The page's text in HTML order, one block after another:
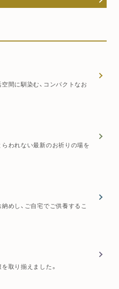
間に馴染む、コンパクトなお
われない最新のお祈りの場を
めし、ご自宅でご供養するこ
取り揃えました。